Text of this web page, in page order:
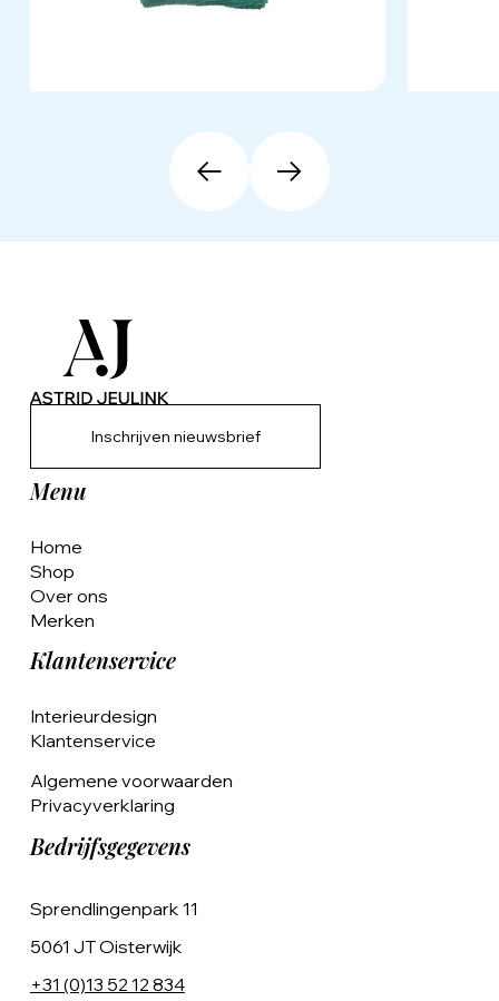
Inschrijven nieuwsbrief
Menu
Home
Shop
Over ons
Merken
Klantenservice
Interieurdesign
Klantenservice
Algemene voorwaarden
Privacyverklaring
Bedrijfsgegevens
Sprendlingenpark 11
5061 JT Oisterwijk
+31 (0)13 52 12 834